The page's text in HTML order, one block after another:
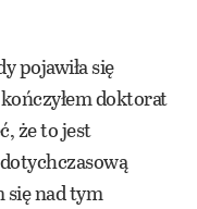
pojawiła się
doktorat
że to jest
się nad tym